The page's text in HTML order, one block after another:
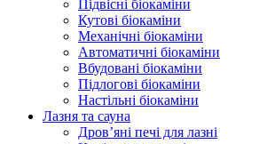
Підвісні біокаміни
Кутові біокаміни
Механічні біокаміни
Автоматичні біокаміни
Вбудовані біокаміни
Підлогові біокаміни
Настільні біокаміни
Лазня та сауна
Дров’яні печі для лазні